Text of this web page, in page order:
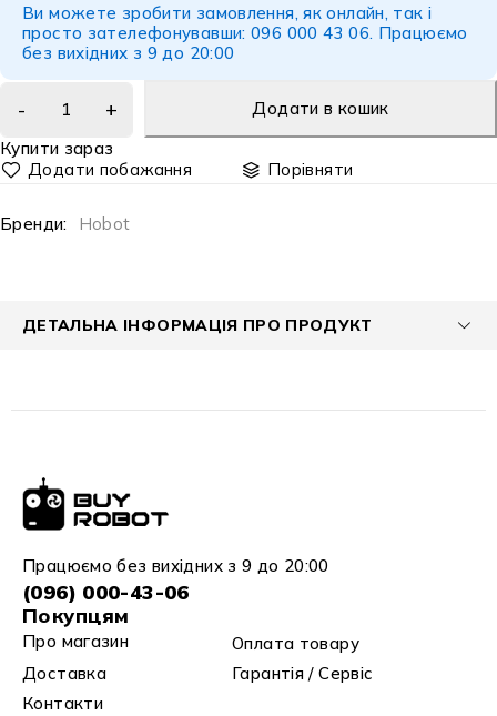
Ви можете зробити замовлення, як онлайн, так і
просто зателефонувавши: 096 000 43 06. Працюємо
без вихідних з 9 до 20:00
Додати в кошик
Купити зараз
Порівняти
Бренди: Hobot
ДЕТАЛЬНА ІНФОРМАЦІЯ ПРО ПРОДУКТ
Працюємо без вихідних з 9 до 20:00
(096) 000-43-06
Покупцям
Про магазин
Оплата товару
Доставка
Гарантія / Сервіс
Контакти